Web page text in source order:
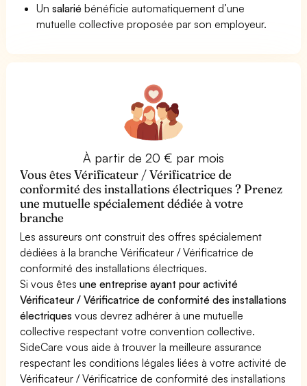
Unsalarié bénéficie automatiquement d’une
mutuelle collective proposée par son employeur.
À partir de 20 € par mois
Vous êtes Vérificateur / Vérificatrice de
conformité des installations électriques ? Prenez
une mutuelle spécialement dédiée à votre
branche
Les assureurs ont construit des offres spécialement
dédiées à la branche Vérificateur / Vérificatrice de
conformité des installations électriques.
Si vous êtesune entreprise ayant pour activité
Vérificateur / Vérificatrice de conformité des installations
électriques vous devrez adhérer à une mutuelle
collective respectant votre convention collective.
SideCare vous aide à trouver la meilleure assurance
respectant les conditions légales liées à votre activité de
Vérificateur / Vérificatrice de conformité des installations